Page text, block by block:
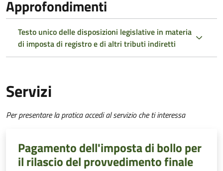
Approfondimenti
Testo unico delle disposizioni legislative in materia
di imposta di registro e di altri tributi indiretti
Servizi
Per presentare la pratica accedi al servizio che ti interessa
Pagamento dell'imposta di bollo per
il rilascio del provvedimento finale